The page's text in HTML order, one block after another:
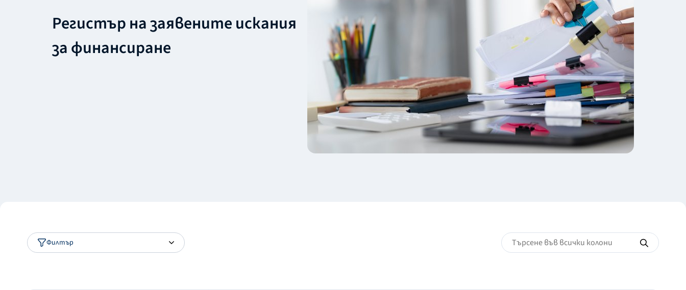
Регистър на заявените искания
за финансиране
Филтър